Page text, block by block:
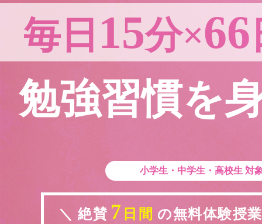
毎日 15分×66
勉強習慣を
小学生・中学生・高校生 対
＼ 絶賛 7 日間 の無料体験授